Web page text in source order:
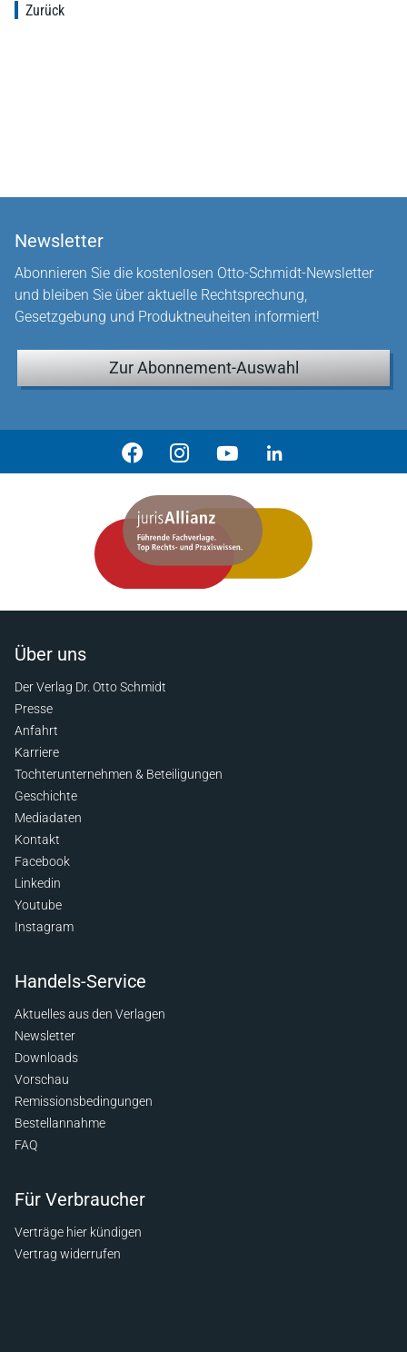
Zurück
Newsletter
Abonnieren Sie die kostenlosen Otto-Schmidt-Newsletter
und bleiben Sie über aktuelle Rechtsprechung,
Gesetzgebung und Produktneuheiten informiert!
Zur Abonnement-Auswahl
Über uns
Der Verlag Dr. Otto Schmidt
Presse
Anfahrt
Karriere
Tochterunternehmen & Beteiligungen
Geschichte
Mediadaten
Kontakt
Facebook
Linkedin
Youtube
Instagram
Handels-Service
Aktuelles aus den Verlagen
Newsletter
Downloads
Vorschau
Remissionsbedingungen
Bestellannahme
FAQ
Für Verbraucher
Verträge hier kündigen
Vertrag widerrufen